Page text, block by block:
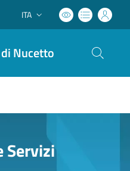
Lingua attiva:
ITA
Nucetto
Servizi